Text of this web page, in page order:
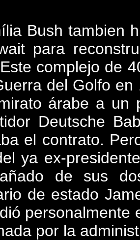
Bush tambien
para
complejo de
del Golfo
árabe a un
Deutsche
el contrato.
ya ex-
de sus
de estado
personalmente
por la